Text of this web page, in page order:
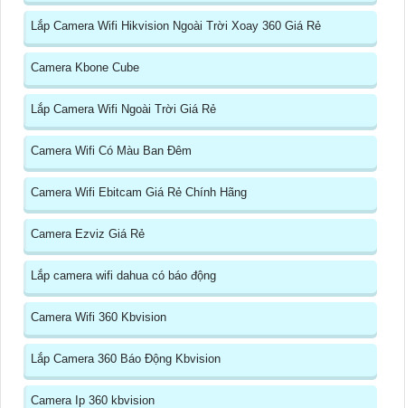
Lắp Camera Wifi Hikvision Ngoài Trời Xoay 360 Giá Rẻ
Camera Kbone Cube
Lắp Camera Wifi Ngoài Trời Giá Rẻ
Camera Wifi Có Màu Ban Đêm
Camera Wifi Ebitcam Giá Rẻ Chính Hãng
Camera Ezviz Giá Rẻ
Lắp camera wifi dahua có báo động
Camera Wifi 360 Kbvision
Lắp Camera 360 Báo Động Kbvision
Camera Ip 360 kbvision